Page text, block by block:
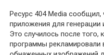
Ресурс 404 Media сообщил,
приложения для
Это случилось после того,
программы